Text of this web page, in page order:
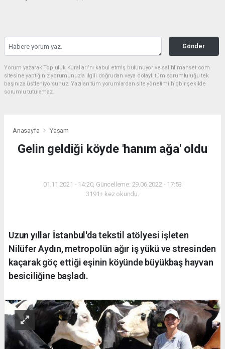
Gönder
Yorum yazarak Topluluk Kuralları’nı kabul etmiş bulunuyor ve salihlimanset.com
sitesine yaptığınız yorumunuzla ilgili doğrudan veya dolaylı tüm sorumluluğu tek
başınıza üstleniyorsunuz. Yazılan tüm yorumlardan site yönetimi hiçbir şekilde
sorumlu tutulamaz.
Anasayfa Yaşam
Gelin geldiği köyde 'hanım ağa' oldu
01.11.2021 - 14:20, Güncelleme: 29.06.2022 - 17:53
3191+ kez okundu.
Uzun yıllar İstanbul'da tekstil atölyesi işleten
Nilüfer Aydın, metropolün ağır iş yükü ve stresinden
kaçarak göç ettiği eşinin köyünde büyükbaş hayvan
besiciliğine başladı.